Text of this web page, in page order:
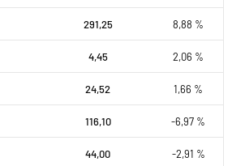
291,25 8,88 %
4,45 2,06 %
24,52 1,66 %
116,10 -6,97 %
44,00 -2,91 %